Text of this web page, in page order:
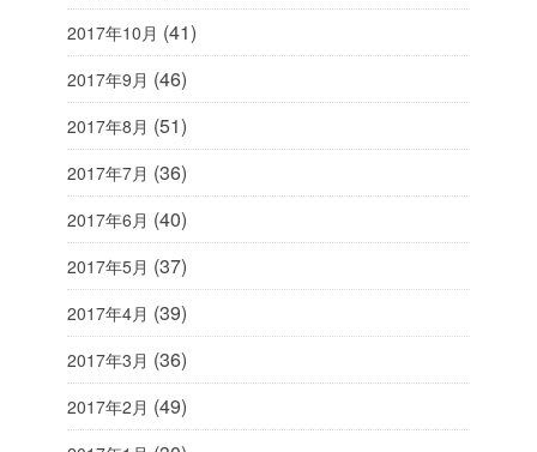
2017年10月 (41)
2017年9月 (46)
2017年8月 (51)
2017年7月 (36)
2017年6月 (40)
2017年5月 (37)
2017年4月 (39)
2017年3月 (36)
2017年2月 (49)